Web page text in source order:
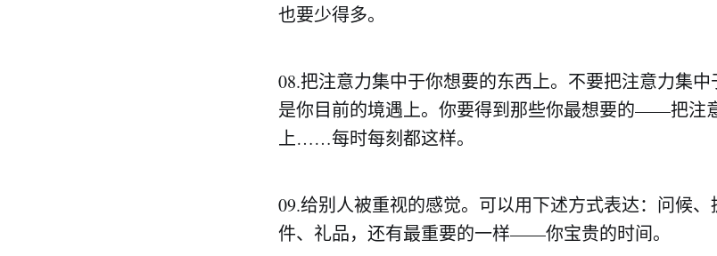
也要少得多。
08.把注意力集中于你想要的东西上。不要把注意力集
是你目前的境遇上。你要得到那些你最想要的——把注
上……每时每刻都这样。
09.给别人被重视的感觉。可以用下述方式表达：问候
件、礼品，还有最重要的一样——你宝贵的时间。